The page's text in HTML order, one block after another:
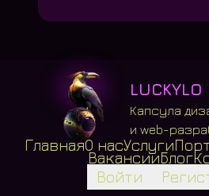
LUCKYLO
Капсула
и web-
ГлавнаяО насУслуги
ВакансииБлог
Войти